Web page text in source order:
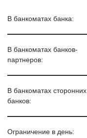
В банкоматах банка:
В банкоматах банков-
партнеров:
В банкоматах сторонних
банков:
Ограничение в день: